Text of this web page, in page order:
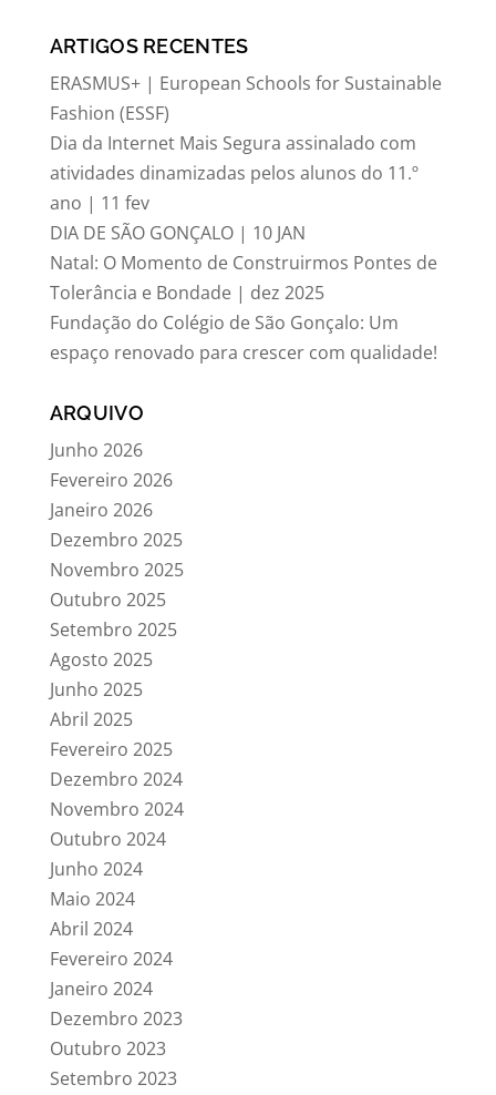
ARTIGOS RECENTES
ERASMUS+ | European Schools for Sustainable
Fashion (ESSF)
Dia da Internet Mais Segura assinalado com
atividades dinamizadas pelos alunos do 11.º
ano | 11 fev
DIA DE SÃO GONÇALO | 10 JAN
Natal: O Momento de Construirmos Pontes de
Tolerância e Bondade | dez 2025
Fundação do Colégio de São Gonçalo: Um
espaço renovado para crescer com qualidade!
ARQUIVO
Junho 2026
Fevereiro 2026
Janeiro 2026
Dezembro 2025
Novembro 2025
Outubro 2025
Setembro 2025
Agosto 2025
Junho 2025
Abril 2025
Fevereiro 2025
Dezembro 2024
Novembro 2024
Outubro 2024
Junho 2024
Maio 2024
Abril 2024
Fevereiro 2024
Janeiro 2024
Dezembro 2023
Outubro 2023
Setembro 2023